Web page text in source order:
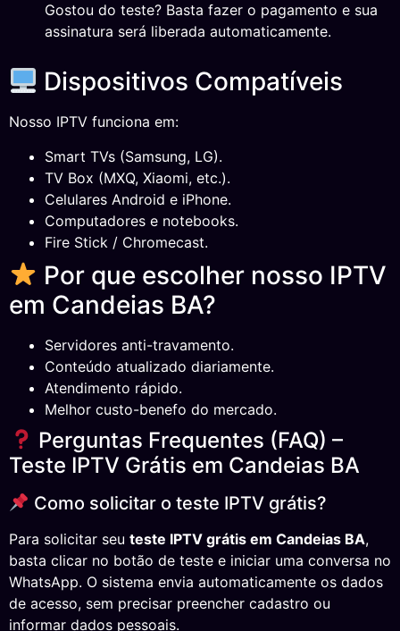
Gostou do teste? Basta fazer o pagamento e sua
assinatura será liberada automaticamente.
Dispositivos Compatíveis
Nosso IPTV funciona em:
Smart TVs (Samsung, LG).
TV Box (MXQ, Xiaomi, etc.).
Celulares Android e iPhone.
Computadores e notebooks.
Fire Stick / Chromecast.
Por que escolher nosso IPTV
em Candeias BA?
Servidores anti-travamento.
Conteúdo atualizado diariamente.
Atendimento rápido.
Melhor custo-benefo do mercado.
Perguntas Frequentes (FAQ) –
Teste IPTV Grátis em Candeias BA
Como solicitar o teste IPTV grátis?
Para solicitar seu teste IPTV grátis em Candeias BA,
basta clicar no botão de teste e iniciar uma conversa no
WhatsApp. O sistema envia automaticamente os dados
de acesso, sem precisar preencher cadastro ou
informar dados pessoais.